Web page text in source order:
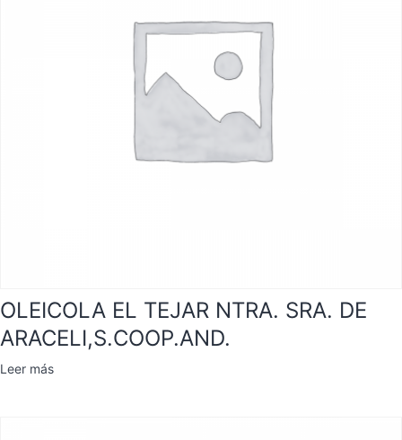
OLEICOLA EL TEJAR NTRA. SRA. DE
ARACELI,S.COOP.AND.
Leer más